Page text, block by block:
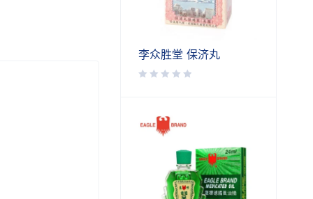
李众胜堂 保济丸